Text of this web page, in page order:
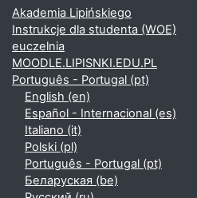
Akademia Lipińskiego
Instrukcje dla studenta (WOE)
euczelnia
MOODLE.LIPISNKI.EDU.PL
Português - Portugal ‎(pt)‎
English ‎(en)‎
Español - Internacional ‎(es)‎
Italiano ‎(it)‎
Polski ‎(pl)‎
Português - Portugal ‎(pt)‎
Беларуская ‎(be)‎